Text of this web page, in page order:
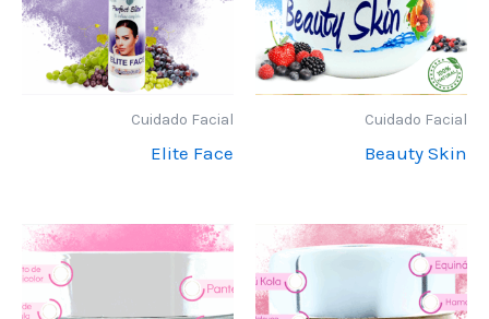
Cuidado Facial
Beauty Skin
Cuidado Facial
Elite Face